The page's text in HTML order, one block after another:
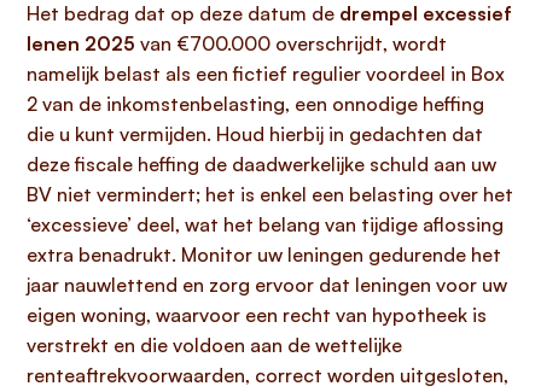
Het bedrag dat op deze datum de drempel excessief
lenen 2025 van €700.000 overschrijdt, wordt
namelijk belast als een fictief regulier voordeel in Box
2 van de inkomstenbelasting, een onnodige heffing
die u kunt vermijden. Houd hierbij in gedachten dat
deze fiscale heffing de daadwerkelijke schuld aan uw
BV niet vermindert; het is enkel een belasting over het
‘excessieve’ deel, wat het belang van tijdige aflossing
extra benadrukt. Monitor uw leningen gedurende het
jaar nauwlettend en zorg ervoor dat leningen voor uw
eigen woning, waarvoor een recht van hypotheek is
verstrekt en die voldoen aan de wettelijke
renteaftrekvoorwaarden, correct worden uitgesloten,